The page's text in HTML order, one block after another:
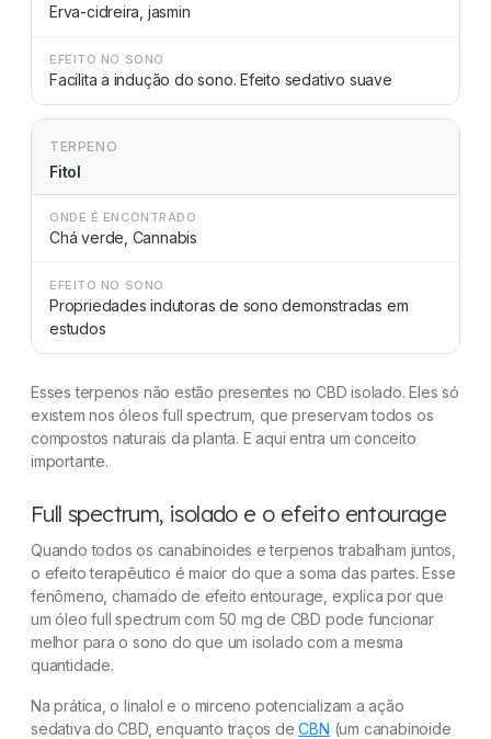
Erva-cidreira, jasmin
EFEITO NO SONO
Facilita a indução do sono. Efeito sedativo suave
TERPENO
Fitol
ONDE É ENCONTRADO
Chá verde, Cannabis
EFEITO NO SONO
Propriedades indutoras de sono demonstradas em
estudos
Esses terpenos não estão presentes no CBD isolado. Eles só
existem nos óleos full spectrum, que preservam todos os
compostos naturais da planta. E aqui entra um conceito
importante.
Full spectrum, isolado e o efeito entourage
Quando todos os canabinoides e terpenos trabalham juntos,
o efeito terapêutico é maior do que a soma das partes. Esse
fenômeno, chamado de efeito entourage, explica por que
um óleo full spectrum com 50 mg de CBD pode funcionar
melhor para o sono do que um isolado com a mesma
quantidade.
Na prática, o linalol e o mirceno potencializam a ação
sedativa do CBD, enquanto traços deCBN (um canabinoide